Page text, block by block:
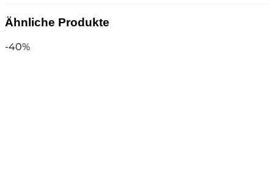
Ähnliche Produkte
-40%